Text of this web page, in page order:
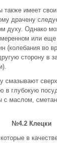
также имеет
драчену
духу. Однако
или
(колебания во
сторону в
смазывают
в глубокую
с маслом,
№4.2 Клецки
в